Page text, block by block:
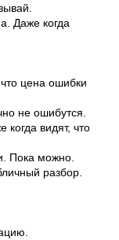
Даже когда
цена ошибки
не ошибутся.
когда видят, что
Пока можно.
разбор.